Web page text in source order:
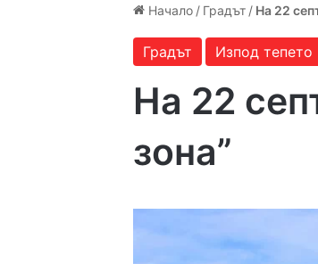
Начало / Градът / На 22
Градът Изпод тепето
На 22
зона”